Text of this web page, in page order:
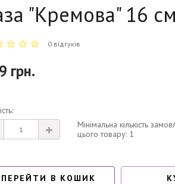
"Кремова" 16
0 відгуків
грн.
Мінімальна кількість
цього товару: 1
ПЕРЕЙТИ В КОШИК